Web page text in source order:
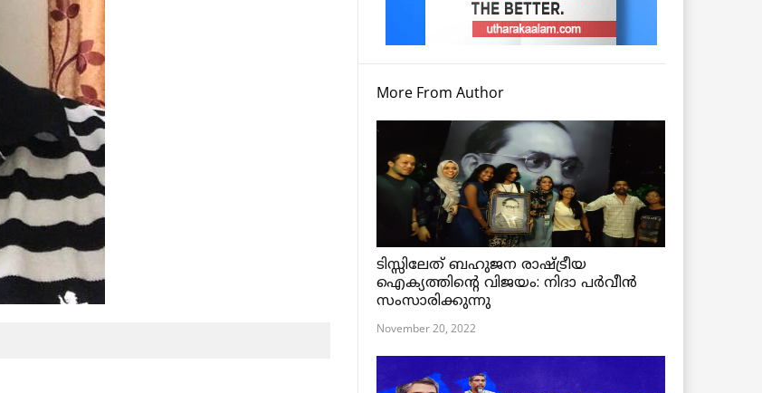
More From Author
ടിസ്സിലേത് ബഹുജന രാഷ്ട്രീയ
ഐക്യത്തിന്റെ വിജയം: നിദാ പർവീൻ
സംസാരിക്കുന്നു
November 20, 2022